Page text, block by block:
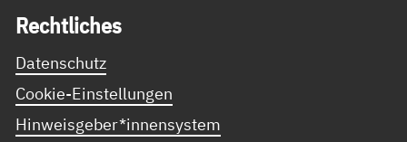
Recht­li­ches
Datenschutz
Cookie-Einstellungen
Hinweisgeber*innensystem